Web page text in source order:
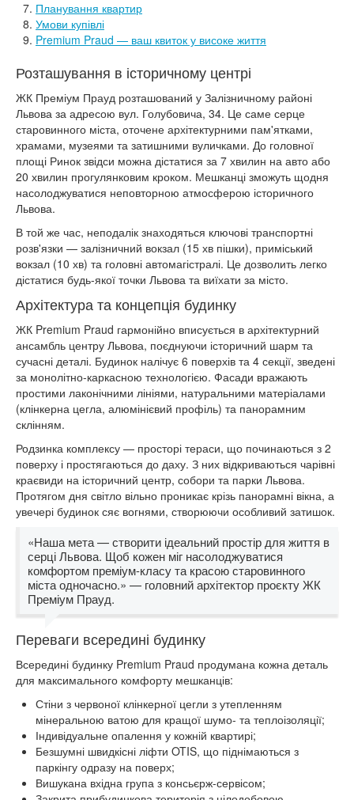
Планування квартир
Умови купівлі
Premium Praud — ваш квиток у високе життя
Розташування в історичному центрі
ЖК Преміум Прауд розташований у Залізничному районі
Львова за адресою вул. Голубовича, 34. Це саме серце
старовинного міста, оточене архітектурними пам'ятками,
храмами, музеями та затишними вуличками. До головної
площі Ринок звідси можна дістатися за 7 хвилин на авто або
20 хвилин прогулянковим кроком. Мешканці зможуть щодня
насолоджуватися неповторною атмосферою історичного
Львова.
В той же час, неподалік знаходяться ключові транспортні
розв'язки — залізничний вокзал (15 хв пішки), приміський
вокзал (10 хв) та головні автомагістралі. Це дозволить легко
дістатися будь-якої точки Львова та виїхати за місто.
Архітектура та концепція будинку
ЖК Premium Praud гармонійно вписується в архітектурний
ансамбль центру Львова, поєднуючи історичний шарм та
сучасні деталі. Будинок налічує 6 поверхів та 4 секції, зведені
за монолітно-каркасною технологією. Фасади вражають
простими лаконічними лініями, натуральними матеріалами
(клінкерна цегла, алюмінієвий профіль) та панорамним
склінням.
Родзинка комплексу — просторі тераси, що починаються з 2
поверху і простягаються до даху. З них відкриваються чарівні
краєвиди на історичний центр, собори та парки Львова.
Протягом дня світло вільно проникає крізь панорамні вікна, а
увечері будинок сяє вогнями, створюючи особливий затишок.
«Наша мета — створити ідеальний простір для життя в
серці Львова. Щоб кожен міг насолоджуватися
комфортом преміум-класу та красою старовинного
міста одночасно.» — головний архітектор проєкту ЖК
Преміум Прауд.
Переваги всередині будинку
Всередині будинку Premium Praud продумана кожна деталь
для максимального комфорту мешканців:
Стіни з червоної клінкерної цегли з утепленням
мінеральною ватою для кращої шумо- та теплоізоляції;
Індивідуальне опалення у кожній квартирі;
Безшумні швидкісні ліфти OTIS, що піднімаються з
паркінгу одразу на поверх;
Вишукана вхідна група з консьєрж-сервісом;